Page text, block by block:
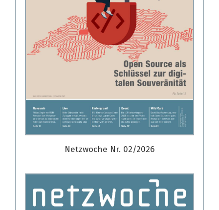
Netzwoche Nr. 02/2026